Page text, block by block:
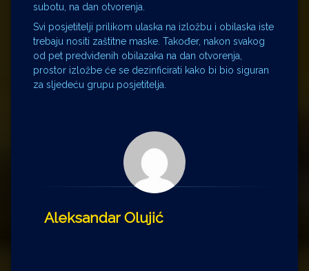
subotu, na dan otvorenja.
Svi posjetitelji prilikom ulaska na izložbu i obilaska iste
trebaju nositi zaštitne maske. Također, nakon svakog
od pet predviđenih obilazaka na dan otvorenja,
prostor izložbe će se dezinficirati kako bi bio siguran
za sljedeću grupu posjetitelja.
Aleksandar Olujić